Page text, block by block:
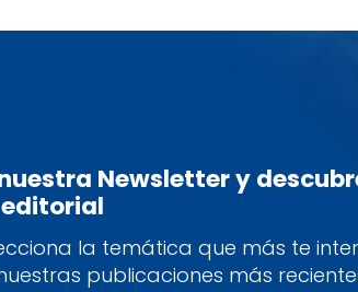
Newsletter y
la temática que más te
publicaciones más